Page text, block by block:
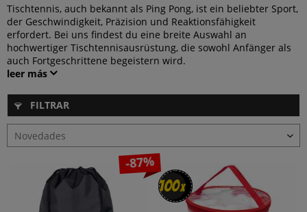
Tischtennis, auch bekannt als Ping Pong, ist ein beliebter Sport,
der Geschwindigkeit, Präzision und Reaktionsfähigkeit
erfordert. Bei uns findest du eine breite Auswahl an
hochwertiger Tischtennisausrüstung, die sowohl Anfänger als
auch Fortgeschrittene begeistern wird.
leer más
FILTRAR
-87%
100x
100x